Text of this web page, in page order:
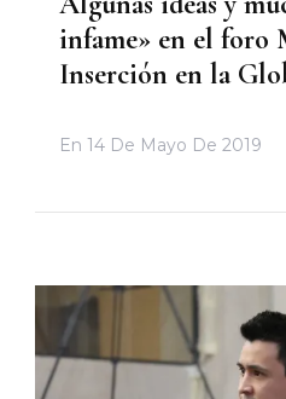
infame» en el foro
Inserción en la
En 14 De Mayo De 2019